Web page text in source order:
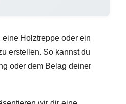
Holztreppe oder ein
erstellen. So kannst du
oder dem Belag deiner